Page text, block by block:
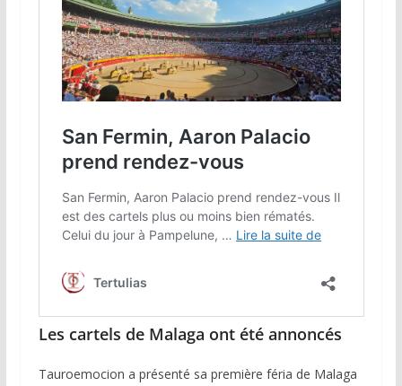
Les cartels de Malaga ont été annoncés
Tauroemocion a présenté sa première féria de Malaga